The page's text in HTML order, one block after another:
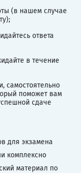
(в нашем случае
ответа
в течение
самостоятельно
поможет вам
сдаче
для экзамена
комплексно
материал по